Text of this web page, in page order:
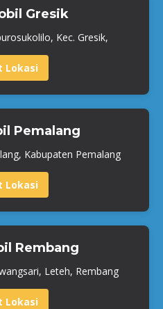
Gresik
Kec. Gresik,
Lokasi
Pemalang
Kabupaten Pemalang
Lokasi
Rembang
Leteh, Rembang
Lokasi